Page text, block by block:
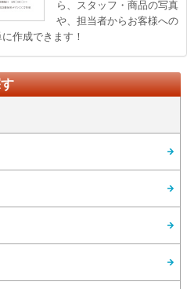
ら、スタッフ・商品の写真
、担当者からお客様への
作成できます！